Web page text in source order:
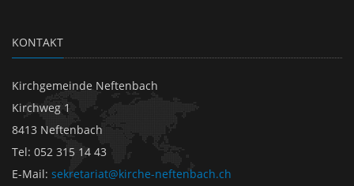
KONTAKT
Kirchgemeinde Neftenbach
Kirchweg 1
8413 Neftenbach
Tel: 052 315 14 43
E-Mail: sekretariat@kirche-neftenbach.ch